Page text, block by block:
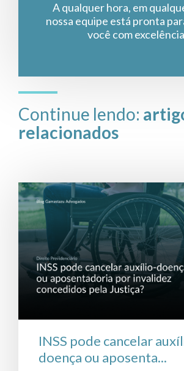
A qualquer hora, em
nossa equipe está pronta
você com
Continue lendo:
relacionados
INSS pode cancelar
doença ou aposenta...